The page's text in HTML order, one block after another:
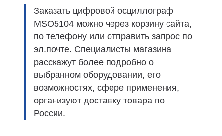
Заказать цифровой осциллограф
MSO5104 можно через корзину сайта,
по телефону или отправить запрос по
эл.почте. Специалисты магазина
расскажут более подробно о
выбранном оборудовании, его
возможностях, сфере применения,
организуют доставку товара по
России.